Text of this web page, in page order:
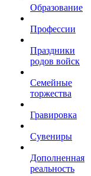
Образование
Профессии
Праздники
родов войск
Семейные
торжества
Гравировка
Сувениры
Дополненная
реальность